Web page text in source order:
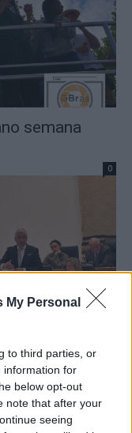
My Personal
to third parties, or
information for
below opt-out
note that after your
seeing
semana
0
democrática
Municipal